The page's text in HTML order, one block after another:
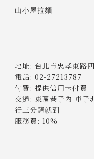
山小屋拉麵
地址: 台北市忠孝東路
電話: 02-27213787
付費: 提供信用卡付費
交通: 東區巷子內 車子
行三分鐘就到
服務費: 10%